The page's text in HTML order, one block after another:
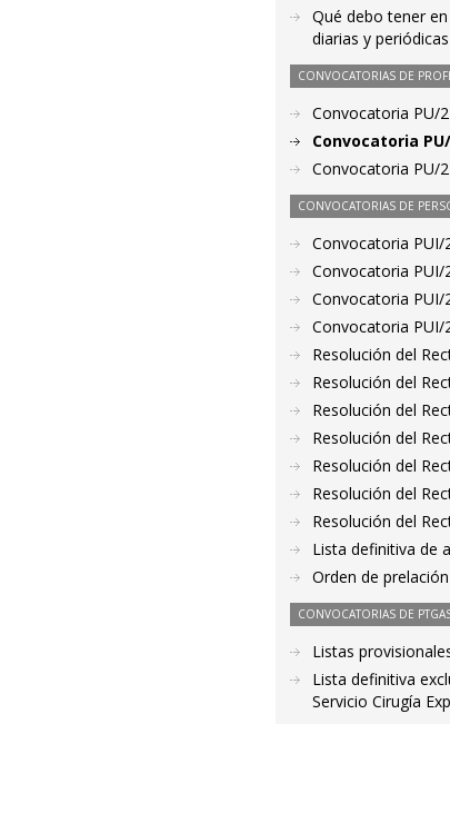
Qué debo tener
diarias y periódicas
CONVOCATORIAS DE
Convocatoria PU/
Convocatoria
Convocatoria PU/
CONVOCATORIAS DE
Convocatoria
Convocatoria
Convocatoria
Convocatoria
Resolución del
Resolución del
Resolución del
Resolución del
Resolución del
Resolución del
Resolución del
Lista definitiva de
Orden de
CONVOCATORIAS DE
Listas
Lista definitiva
Servicio Cirugía